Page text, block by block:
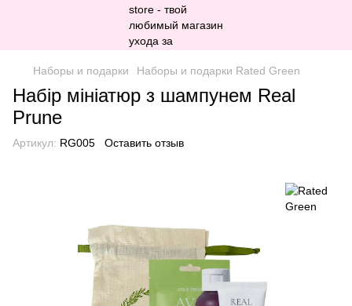
Наборы и подарки Наборы и подарки Rated Green
Набір мініатюр з шампунем Real
Prune
Артикул: RG005 Оставить отзыв